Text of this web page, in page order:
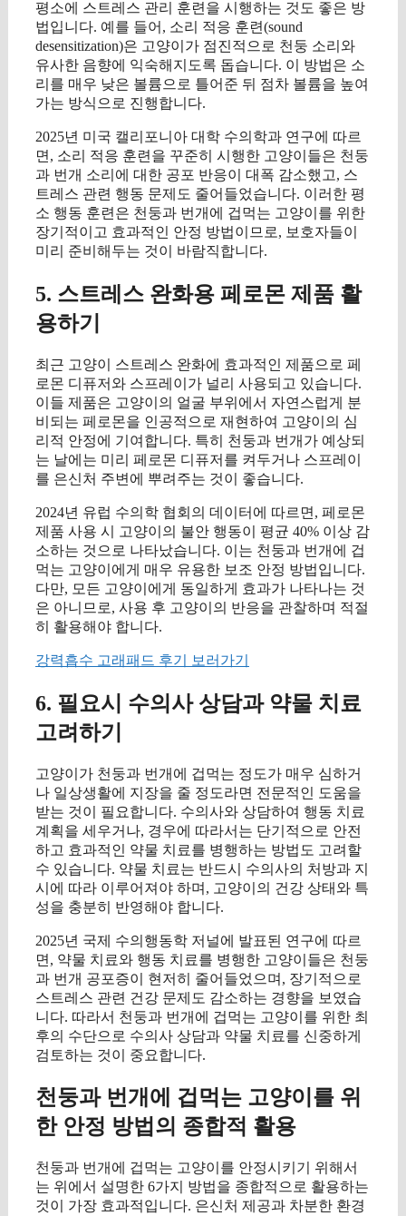
평소에 스트레스 관리 훈련을 시행하는 것도 좋은 방
법입니다. 예를 들어, 소리 적응 훈련(sound
desensitization)은 고양이가 점진적으로 천둥 소리와
유사한 음향에 익숙해지도록 돕습니다. 이 방법은 소
리를 매우 낮은 볼륨으로 틀어준 뒤 점차 볼륨을 높여
가는 방식으로 진행합니다.
2025년 미국 캘리포니아 대학 수의학과 연구에 따르
면, 소리 적응 훈련을 꾸준히 시행한 고양이들은 천둥
과 번개 소리에 대한 공포 반응이 대폭 감소했고, 스
트레스 관련 행동 문제도 줄어들었습니다. 이러한 평
소 행동 훈련은 천둥과 번개에 겁먹는 고양이를 위한
장기적이고 효과적인 안정 방법이므로, 보호자들이
미리 준비해두는 것이 바람직합니다.
5. 스트레스 완화용 페로몬 제품 활
용하기
최근 고양이 스트레스 완화에 효과적인 제품으로 페
로몬 디퓨저와 스프레이가 널리 사용되고 있습니다.
이들 제품은 고양이의 얼굴 부위에서 자연스럽게 분
비되는 페로몬을 인공적으로 재현하여 고양이의 심
리적 안정에 기여합니다. 특히 천둥과 번개가 예상되
는 날에는 미리 페로몬 디퓨저를 켜두거나 스프레이
를 은신처 주변에 뿌려주는 것이 좋습니다.
2024년 유럽 수의학 협회의 데이터에 따르면, 페로몬
제품 사용 시 고양이의 불안 행동이 평균 40% 이상 감
소하는 것으로 나타났습니다. 이는 천둥과 번개에 겁
먹는 고양이에게 매우 유용한 보조 안정 방법입니다.
다만, 모든 고양이에게 동일하게 효과가 나타나는 것
은 아니므로, 사용 후 고양이의 반응을 관찰하며 적절
히 활용해야 합니다.
강력흡수 고래패드 후기 보러가기
6. 필요시 수의사 상담과 약물 치료
고려하기
고양이가 천둥과 번개에 겁먹는 정도가 매우 심하거
나 일상생활에 지장을 줄 정도라면 전문적인 도움을
받는 것이 필요합니다. 수의사와 상담하여 행동 치료
계획을 세우거나, 경우에 따라서는 단기적으로 안전
하고 효과적인 약물 치료를 병행하는 방법도 고려할
수 있습니다. 약물 치료는 반드시 수의사의 처방과 지
시에 따라 이루어져야 하며, 고양이의 건강 상태와 특
성을 충분히 반영해야 합니다.
2025년 국제 수의행동학 저널에 발표된 연구에 따르
면, 약물 치료와 행동 치료를 병행한 고양이들은 천둥
과 번개 공포증이 현저히 줄어들었으며, 장기적으로
스트레스 관련 건강 문제도 감소하는 경향을 보였습
니다. 따라서 천둥과 번개에 겁먹는 고양이를 위한 최
후의 수단으로 수의사 상담과 약물 치료를 신중하게
검토하는 것이 중요합니다.
천둥과 번개에 겁먹는 고양이를 위
한 안정 방법의 종합적 활용
천둥과 번개에 겁먹는 고양이를 안정시키기 위해서
는 위에서 설명한 6가지 방법을 종합적으로 활용하는
것이 가장 효과적입니다. 은신처 제공과 차분한 환경